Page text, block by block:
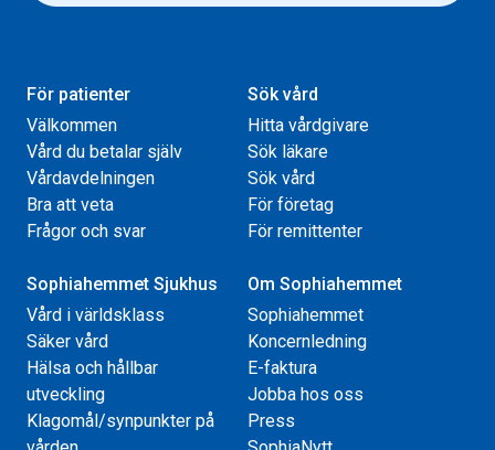
För patienter
Välkommen
Vård du betalar själv
Vårdavdelningen
Bra att veta
Frågor och svar
Sök vård
Hitta vårdgivare
Sök läkare
Sök vård
För företag
För remittenter
Sophiahemmet Sjukhus
Vård i världsklass
Säker vård
Hälsa och hållbar
utveckling
Klagomål/synpunkter på
Om Sophiahemmet
Sophiahemmet
Koncernledning
E-faktura
Jobba hos oss
Press